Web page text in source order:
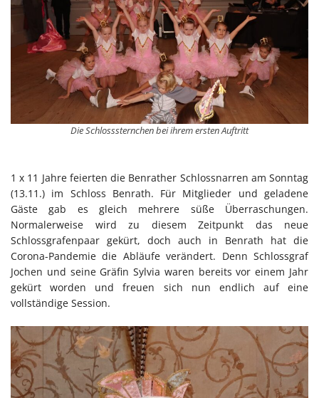
Die Schlosssternchen bei ihrem ersten Auftritt
1 x 11 Jahre feierten die Benrather Schlossnarren am Sonntag
(13.11.) im Schloss Benrath. Für Mitglieder und geladene
Gäste gab es gleich mehrere süße Überraschungen.
Normalerweise wird zu diesem Zeitpunkt das neue
Schlossgrafenpaar gekürt, doch auch in Benrath hat die
Corona-Pandemie die Abläufe verändert. Denn Schlossgraf
Jochen und seine Gräfin Sylvia waren bereits vor einem Jahr
gekürt worden und freuen sich nun endlich auf eine
vollständige Session.